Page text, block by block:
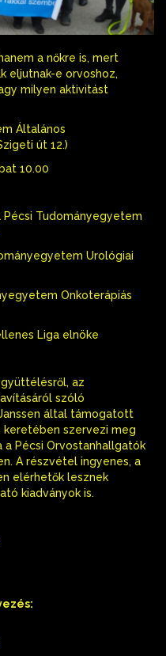
a nőkre is, mert
eljutnak-e orvoshoz,
milyen aktivitást
Általános
út 12.)
10.00
Pécsi Tudományegyetem
Urológiai
Onkoterápiás
Liga elnöke
az
szóló
által támogatott
keretében szervezi meg
a Pécsi Orvostanhallgatók
A részvétel ingyenes, a
elérhetők lesznek
kiadványok is.